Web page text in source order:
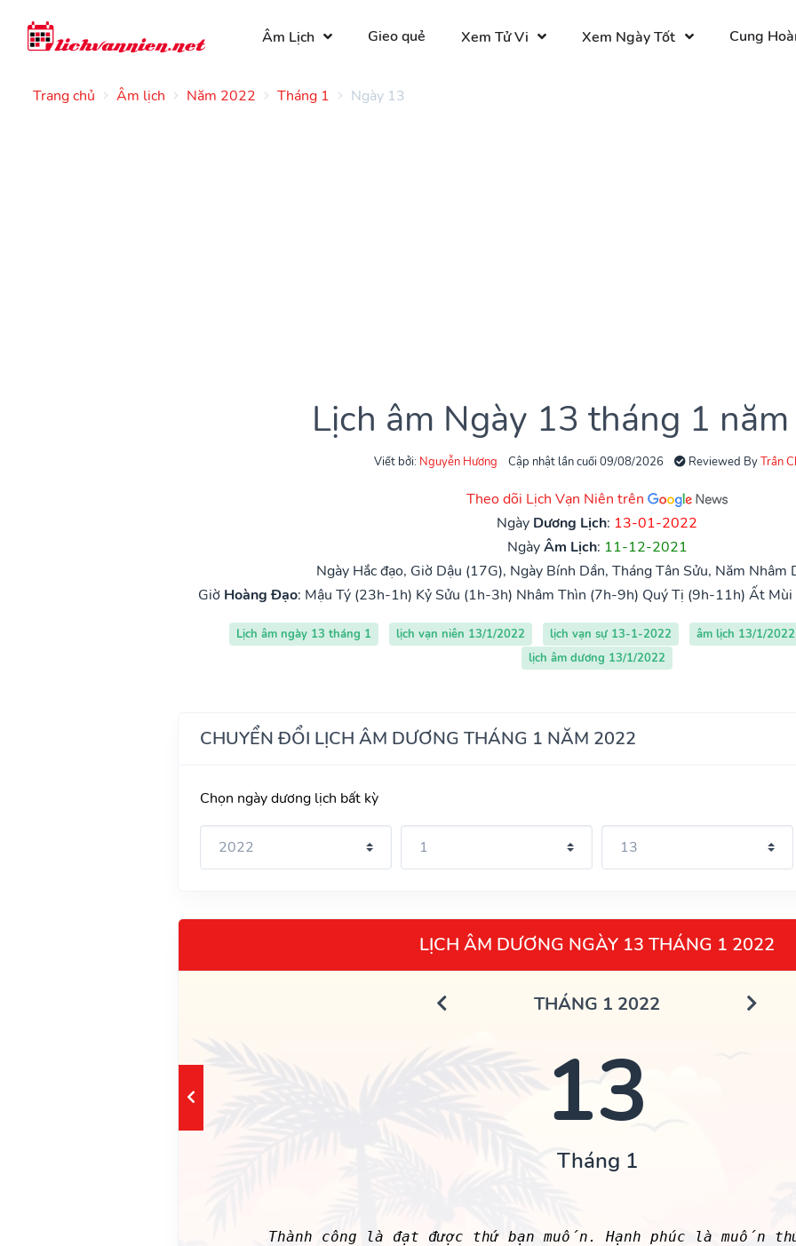
Âm Lịch Gieo quẻ Xem Tử Vi Xem Ngày Tốt Cung
Trang chủ Âm lịch Năm 2022 Tháng 1 Ngày 13
Lịch âm Ngày 13 tháng 1
Viết bởi: Nguyễn Hương Cập nhật lần cuối 09/08/2026 Reviewed ByTrần
Theo dõi Lịch Vạn Niên trên
Ngày Dương Lịch: 13-01-2022
NgàyÂm Lịch: 11-12-2021
Ngày Hắc đạo, Giờ Dậu (17G), Ngày Bính Dần, Tháng Tân Sửu, Năm Nhâm
Giờ Hoàng Đạo: Mậu Tý (23h-1h) Kỷ Sửu (1h-3h) Nhâm Thìn (7h-9h) Quý Tị (9h-11h) Ất Mùi
Lịch âm ngày 13 tháng 1 lịch vạn niên 13/1/2022 lịch vạn sự 13-1-2022 âm lịch 13/1/2022
lịch âm dương 13/1/2022
CHUYỂN ĐỔI LỊCH ÂM DƯƠNG THÁNG 1 NĂM 2022
Chọn ngày dương lịch bất kỳ
LỊCH ÂM DƯƠNG NGÀY 13 THÁNG 1 2022
THÁNG 1 2022
13
Tháng 1
Thành công là đạt được thứ bạn muốn. Hạnh phúc là muốn